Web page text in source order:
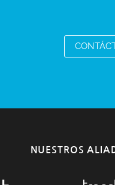
NUESTROS